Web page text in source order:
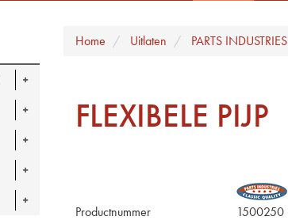
Home Uitlaten PARTS INDUSTRIES
FLEXIBELE PIJP
Productnummer
1500250